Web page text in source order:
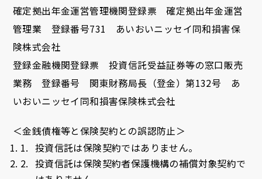
確定拠出年金運営管理機関登録票 確定拠出年金運営
管理業 登録番号731 あいおいニッセイ同和損害保
険株式会社
登録金融機関登録票 投資信託受益証券等の窓口販売
業務 登録番号 関東財務局長（登金）第132号 あ
いおいニッセイ同和損害保険株式会社
＜金銭債権等と保険契約との誤認防止＞
投資信託は保険契約ではありません。
投資信託は保険契約者保護機構の補償対象契約で